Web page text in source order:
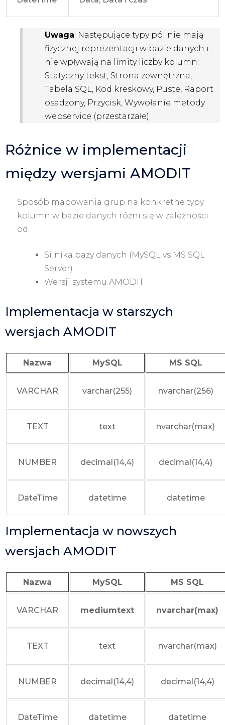
Uwaga: Następujące typy pól nie mają
fizycznej reprezentacji w bazie danych i
nie wpływają na limity liczby kolumn:
Statyczny tekst, Strona zewnętrzna,
Tabela SQL, Kod kreskowy, Puste, Raport
osadzony, Przycisk, Wywołanie metody
webservice (przestarzałe).
Różnice w implementacji
między wersjami AMODIT
Sposób mapowania grup na konkretne typy
kolumn w bazie danych różni się w zależności
od:
Silnika bazy danych (MySQL vs MS SQL
Server)
Wersji systemu AMODIT
Implementacja w starszych
wersjach AMODIT
Nazwa MySQL MS SQL
VARCHAR varchar(255) nvarchar(256)
TEXT text nvarchar(max)
NUMBER decimal(14,4) decimal(14,4)
DateTime datetime datetime
Implementacja w nowszych
wersjach AMODIT
Nazwa MySQL MS SQL
VARCHAR mediumtext nvarchar(max)
TEXT text nvarchar(max)
NUMBER decimal(14,4) decimal(14,4)
DateTime datetime datetime